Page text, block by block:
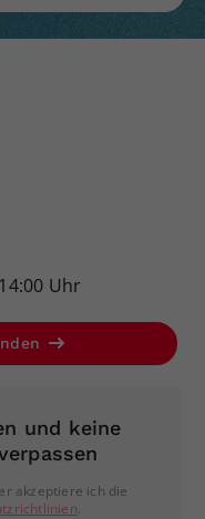
Uhr
und keine
akzeptiere ich die
.